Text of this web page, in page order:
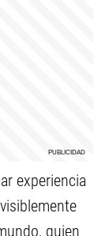
experiencia
quien